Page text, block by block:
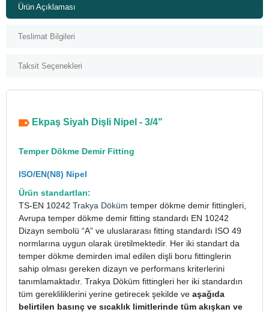
Ürün Açıklaması
Teslimat Bilgileri
Taksit Seçenekleri
Ekpaş Siyah Dişli Nipel - 3/4"
Temper Dökme Demir Fitting
ISO/EN(N8) Nipel
Ürün standartları:
TS-EN 10242 Trakya Döküm temper dökme demir fittingleri,
Avrupa temper dökme demir fitting standardı EN 10242
Dizayn sembolü “A” ve uluslararası fitting standardı ISO 49
normlarına uygun olarak üretilmektedir. Her iki standart da
temper dökme demirden imal edilen dişli boru fittinglerin
sahip olması gereken dizayn ve performans kriterlerini
tanımlamaktadır. Trakya Döküm fittingleri her iki standardın
tüm gerekliliklerini yerine getirecek şekilde ve aşağıda
belirtilen basınç ve sıcaklık limitlerinde tüm akışkan ve